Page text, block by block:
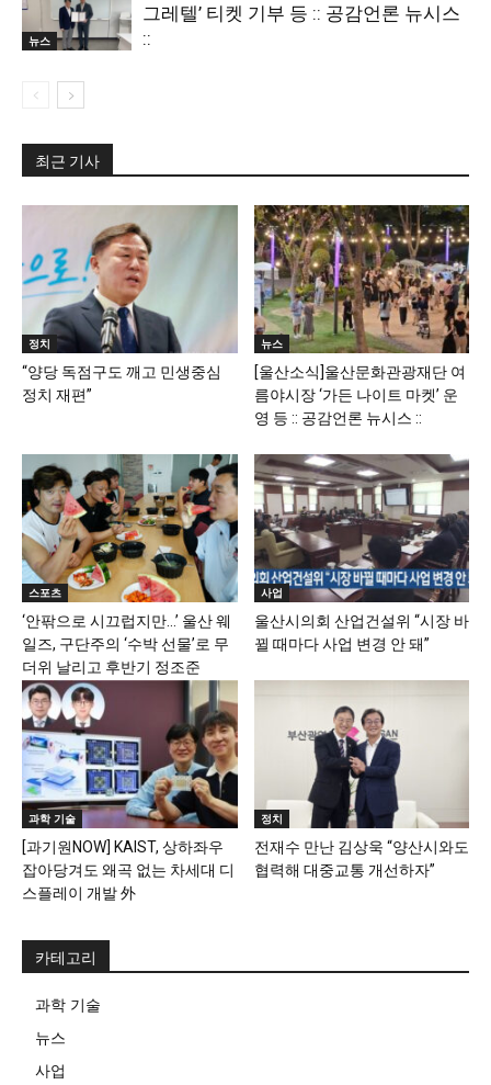
뉴스
그레텔’ 티켓 기부 등 :: 공감언론 뉴시스
::
최근 기사
정치
“양당 독점구도 깨고 민생중심
정치 재편”
뉴스
[울산소식]울산문화관광재단 여
름야시장 ‘가든 나이트 마켓’ 운
영 등 :: 공감언론 뉴시스 ::
스포츠
‘안팎으로 시끄럽지만…’ 울산 웨
일즈, 구단주의 ‘수박 선물’로 무
더위 날리고 후반기 정조준
사업
울산시의회 산업건설위 “시장 바
뀔 때마다 사업 변경 안 돼”
과학 기술
[과기원NOW] KAIST, 상하좌우
잡아당겨도 왜곡 없는 차세대 디
스플레이 개발 外
정치
전재수 만난 김상욱 “양산시와도
협력해 대중교통 개선하자”
카테고리
과학 기술
뉴스
사업